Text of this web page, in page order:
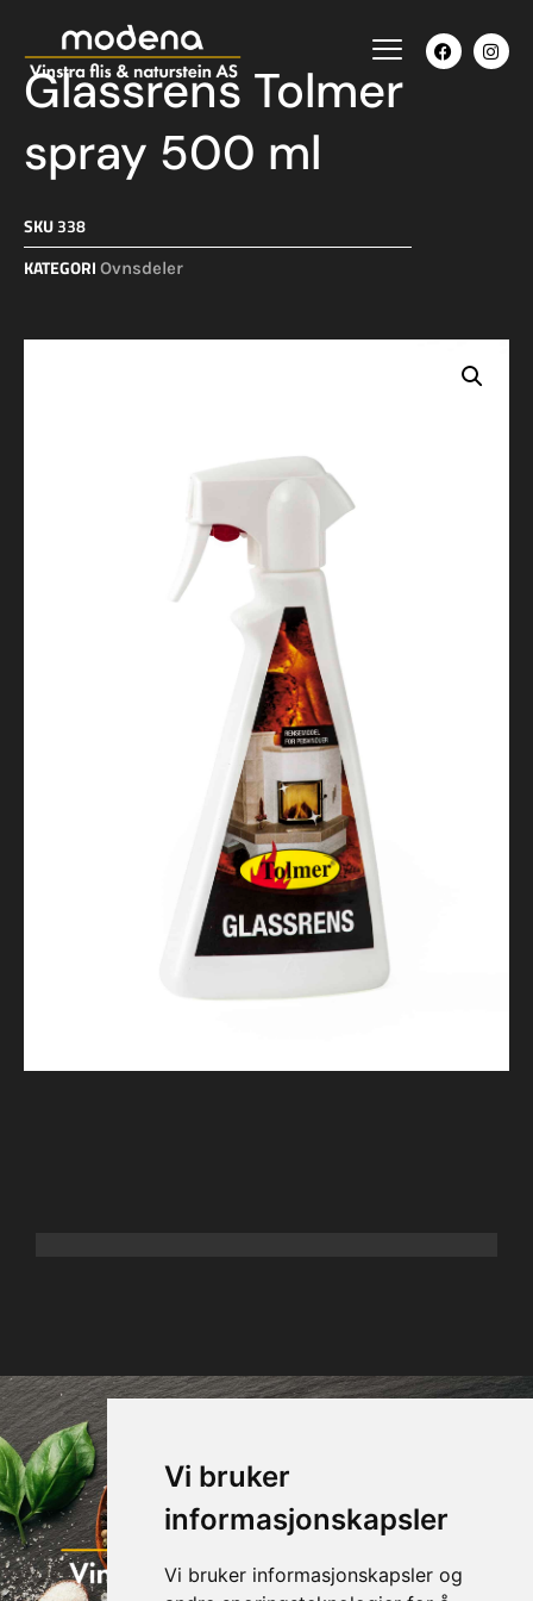
Vi bruker
informasjonskapsler
Vi bruker informasjonskapsler og
Glassrens Tolmer
spray 500 ml
SKU338
KATEGORI Ovnsdeler